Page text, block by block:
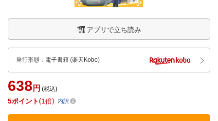
アプリで立ち読み
発行形態 ： 電子書籍 (楽天Kobo)
638 円 (税込)
5ポイント 1倍 内訳